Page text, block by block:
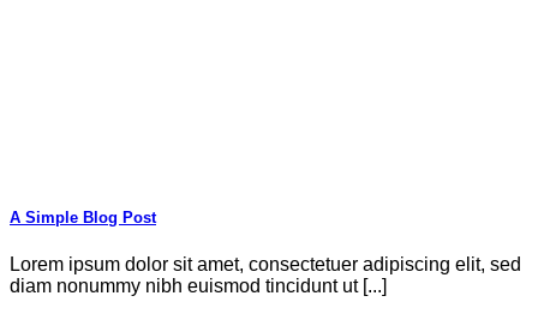
A Simple Blog Post
Lorem ipsum dolor sit amet, consectetuer adipiscing elit, sed
diam nonummy nibh euismod tincidunt ut [...]